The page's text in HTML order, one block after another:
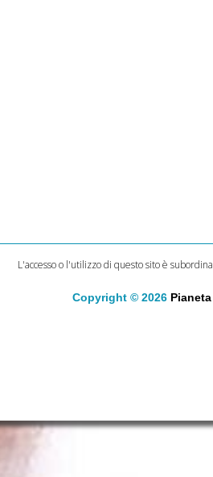
L'accesso o l'utilizzo di questo sito è
Copyright © 2026